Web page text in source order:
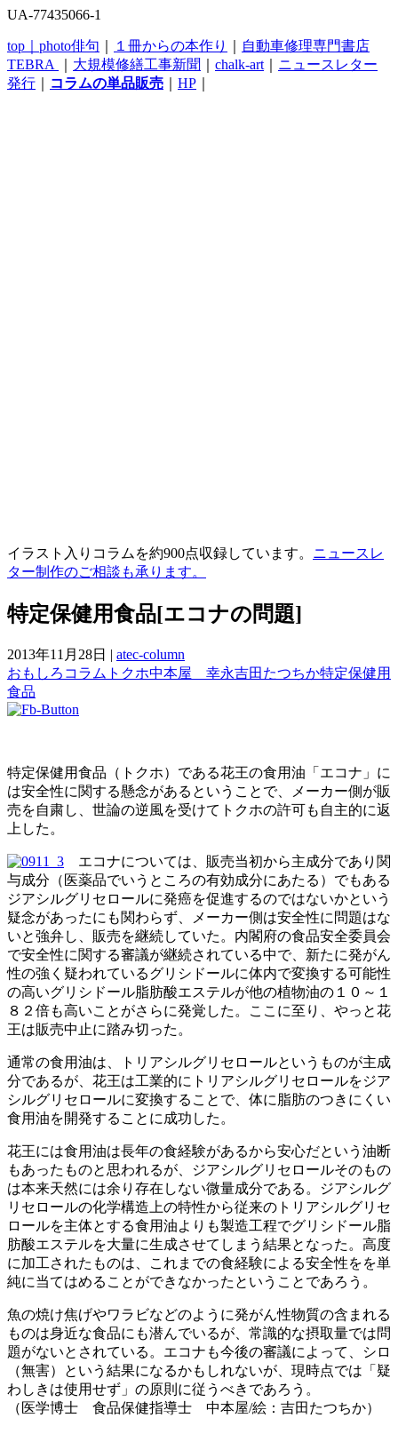
UA-77435066-1
top｜ photo俳句 １冊からの本作り
自動車修理専門書店
TEBRA
大規模修繕工事新聞 chalk-art
ニュースレター
発行
コラムの単品販売 HP
イラスト入りコラムを約900点収録しています。 ニュースレ
ター制作のご相談も承ります。
特定保健用食品[エコナの問題]
2013年11月28日 | atec-column
おもしろコラム トクホ中本屋 幸永吉田たつちか特定保健用
食品
特定保健用食品（トクホ）である花王の食用油「エコナ」に
は安全性に関する懸念があるということで、メーカー側が販
売を自粛し、世論の逆風を受けてトクホの許可も自主的に返
上した。
エコナについては、販売当初から主成分であり関
与成分（医薬品でいうところの有効成分にあたる）でもある
ジアシルグリセロールに発癌を促進するのではないかという
疑念があったにも関わらず、メーカー側は安全性に問題はな
いと強弁し、販売を継続していた。内閣府の食品安全委員会
で安全性に関する審議が継続されている中で、新たに発がん
性の強く疑われているグリシドールに体内で変換する可能性
の高いグリシドール脂肪酸エステルが他の植物油の１０～１
８２倍も高いことがさらに発覚した。ここに至り、やっと花
王は販売中止に踏み切った。
通常の食用油は、トリアシルグリセロールというものが主成
分であるが、花王は工業的にトリアシルグリセロールをジア
シルグリセロールに変換することで、体に脂肪のつきにくい
食用油を開発することに成功した。
花王には食用油は長年の食経験があるから安心だという油断
もあったものと思われるが、ジアシルグリセロールそのもの
は本来天然には余り存在しない微量成分である。ジアシルグ
リセロールの化学構造上の特性から従来のトリアシルグリセ
ロールを主体とする食用油よりも製造工程でグリシドール脂
肪酸エステルを大量に生成させてしまう結果となった。高度
に加工されたものは、これまでの食経験による安全性をを単
純に当てはめることができなかったということであろう。
魚の焼け焦げやワラビなどのように発がん性物質の含まれる
ものは身近な食品にも潜んでいるが、常識的な摂取量では問
題がないとされている。エコナも今後の審議によって、シロ
（無害）という結果になるかもしれないが、現時点では「疑
わしきは使用せず」の原則に従うべきであろう。
（医学博士 食品保健指導士 中本屋/絵：吉田たつちか）